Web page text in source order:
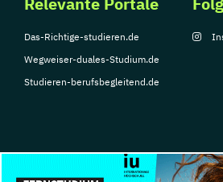
Das-Richtige-studieren.de
Wegweiser-duales-Studium.de
Studieren-berufsbegleitend.de